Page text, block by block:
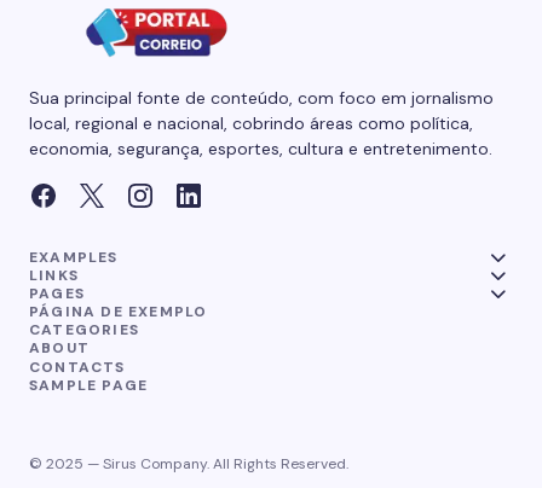
Sua principal fonte de conteúdo, com foco em jornalismo
local, regional e nacional, cobrindo áreas como política,
economia, segurança, esportes, cultura e entretenimento.
EXAMPLES
LINKS
PAGES
PÁGINA DE EXEMPLO
CATEGORIES
ABOUT
CONTACTS
SAMPLE PAGE
© 2025 — Sirus Company. All Rights Reserved.